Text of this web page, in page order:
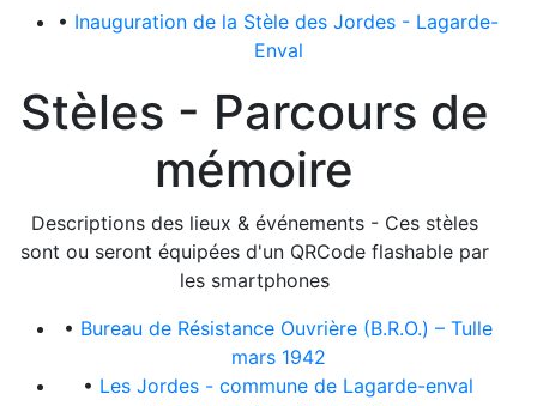
• Inauguration de la Stèle des Jordes - Lagarde-
Enval
Stèles - Parcours de
mémoire
Descriptions des lieux & événements - Ces stèles
sont ou seront équipées d'un QRCode flashable par
les smartphones
• Bureau de Résistance Ouvrière (B.R.O.) – Tulle
mars 1942
• Les Jordes - commune de Lagarde-enval